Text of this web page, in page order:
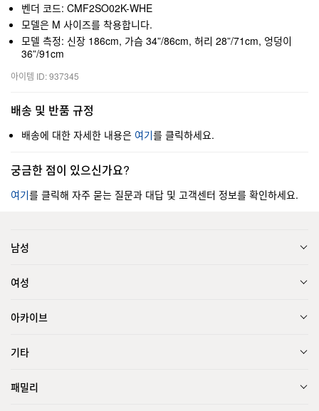
벤더 코드: CMF2SO02K-WHE
모델은 M 사이즈를 착용합니다.
모델 측정: 신장 186cm, 가슴 34”/86cm, 허리 28”/71cm, 엉덩이
36”/91cm
아이템 ID: 937345
배송 및 반품 규정
배송에 대한 자세한 내용은 여기를 클릭하세요.
궁금한 점이 있으신가요?
여기를 클릭해 자주 묻는 질문과 대답 및 고객센터 정보를 확인하세요.
남성
여성
아카이브
기타
패밀리